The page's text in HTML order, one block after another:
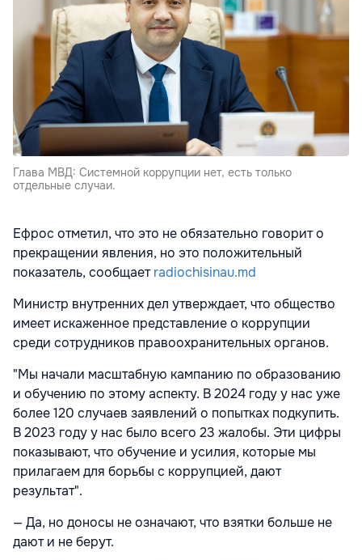
Глава МВД: Системной коррупции нет, есть только
отдельные случаи.
Ефрос отметил, что это не обязательно говорит о
прекращении явления, но это положительный
показатель, сообщаетradiochisinau.md
Министр внутренних дел утверждает, что общество
имеет искаженное представление о коррупции
среди сотрудников правоохранительных органов.
"Мы начали масштабную кампанию по образованию
и обучению по этому аспекту. В 2024 году у нас уже
более 120 случаев заявлений о попытках подкупить.
В 2023 году у нас было всего 23 жалобы. Эти цифры
показывают, что обучение и усилия, которые мы
прилагаем для борьбы с коррупцией, дают
результат".
— Да, но доносы не означают, что взятки больше не
дают и не берут.